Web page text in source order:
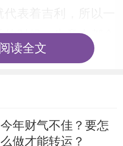
的时候，生意人都会
而十四楼就是双数
的价值。
读全文
今年财气不佳？要怎
么做才能转运？